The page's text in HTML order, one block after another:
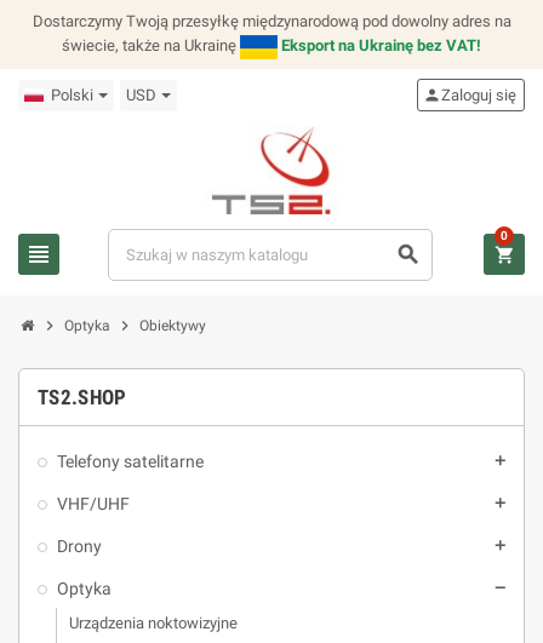
Dostarczymy Twoją przesyłkę międzynarodową pod dowolny adres na
świecie, także na Ukrainę
Eksport na Ukrainę bez VAT!
Polski USD
view_headline search
personZaloguj się
shopping_cart
0
chevron_right Optyka chevron_right Obiektywy
TS2.SHOP
Telefony satelitarne add
VHF/UHF add
Drony add
Optyka remove
Urządzenia noktowizyjne